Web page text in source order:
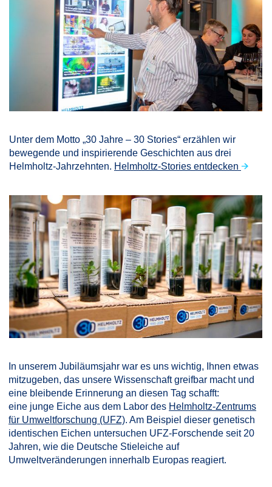
Unter dem Motto „30 Jahre – 30 Stories“ erzählen wir
bewegende und inspirierende Geschichten aus drei
Helmholtz-Jahrzehnten. Helmholtz-Stories entdecken
In unserem Jubiläumsjahr war es uns wichtig, Ihnen etwas
mitzugeben, das unsere Wissenschaft greifbar macht und
eine bleibende Erinnerung an diesen Tag schafft:
eine junge Eiche aus dem Labor des Helmholtz-Zentrums
für Umweltforschung (UFZ). Am Beispiel dieser genetisch
identischen Eichen untersuchen UFZ-Forschende seit 20
Jahren, wie die Deutsche Stieleiche auf
Umweltveränderungen innerhalb Europas reagiert.